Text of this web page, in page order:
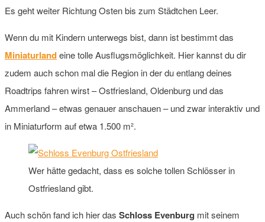
Es geht weiter Richtung Osten bis zum Städtchen Leer.
Wenn du mit Kindern unterwegs bist, dann ist bestimmt das
Miniaturlandeine tolle Ausflugsmöglichkeit. Hier kannst du dir
zudem auch schon mal die Region in der du entlang deines
Roadtrips fahren wirst – Ostfriesland, Oldenburg und das
Ammerland – etwas genauer anschauen – und zwar interaktiv und
in Miniaturform auf etwa 1.500 m².
Wer hätte gedacht, dass es solche tollen Schlösser in
Ostfriesland gibt.
Auch schön fand ich hier das Schloss Evenburg mit seinem